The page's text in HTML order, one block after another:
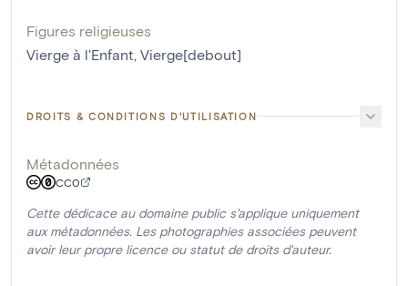
Figures religieuses
Vierge à l'Enfant, Vierge[debout]
DROITS & CONDITIONS D'UTILISATION
Métadonnées
CC0
Cette dédicace au domaine public s'applique uniquement
aux métadonnées. Les photographies associées peuvent
avoir leur propre licence ou statut de droits d'auteur.